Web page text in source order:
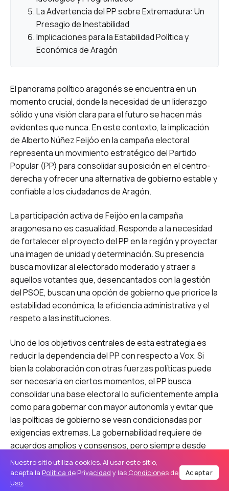
La Advertencia del PP sobre Extremadura: Un
Presagio de Inestabilidad
Implicaciones para la Estabilidad Política y
Económica de Aragón
El panorama político aragonés se encuentra en un
momento crucial, donde la necesidad de un liderazgo
sólido y una visión clara para el futuro se hacen más
evidentes que nunca. En este contexto, la implicación
de Alberto Núñez Feijóo en la campaña electoral
representa un movimiento estratégico del Partido
Popular (PP) para consolidar su posición en el centro-
derecha y ofrecer una alternativa de gobierno estable y
confiable a los ciudadanos de Aragón.
La participación activa de Feijóo en la campaña
aragonesa no es casualidad. Responde a la necesidad
de fortalecer el proyecto del PP en la región y proyectar
una imagen de unidad y determinación. Su presencia
busca movilizar al electorado moderado y atraer a
aquellos votantes que, desencantados con la gestión
del PSOE, buscan una opción de gobierno que priorice la
estabilidad económica, la eficiencia administrativa y el
respeto a las instituciones.
Uno de los objetivos centrales de esta estrategia es
reducir la dependencia del PP con respecto a Vox. Si
bien la colaboración con otras fuerzas políticas puede
ser necesaria en ciertos momentos, el PP busca
consolidar una base electoral lo suficientemente amplia
como para gobernar con mayor autonomía y evitar que
las políticas de gobierno se vean condicionadas por
exigencias extremas. La gobernabilidad requiere de
acuerdos amplios y consensos, pero siempre desde
una posición de fortaleza y liderazgo.
La campaña del PP en Aragón también se enfoca en
Nuestro sitio utiliza cookies. Al usar este sitio,
acepta la Política de Privacidad y las Condiciones de
Uso.
Aceptar